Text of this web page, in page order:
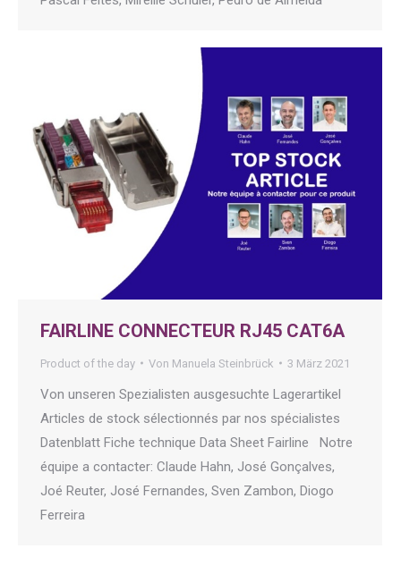
FAIRLINE CONNECTEUR RJ45 CAT6A
Product of the day Von Manuela Steinbrück 3 März 2021
Von unseren Spezialisten ausgesuchte Lagerartikel
Articles de stock sélectionnés par nos spécialistes
Datenblatt Fiche technique Data Sheet Fairline Notre
équipe a contacter: Claude Hahn, José Gonçalves,
Joé Reuter, José Fernandes, Sven Zambon, Diogo
Ferreira